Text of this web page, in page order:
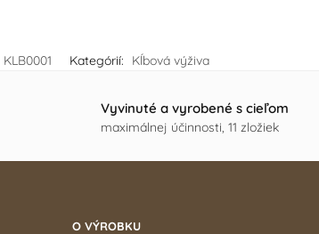
KLB0001 Kategórií: Kĺbová výživa
Vyvinuté a vyrobené s cieľom
maximálnej účinnosti, 11 zložiek
O VÝROBKU